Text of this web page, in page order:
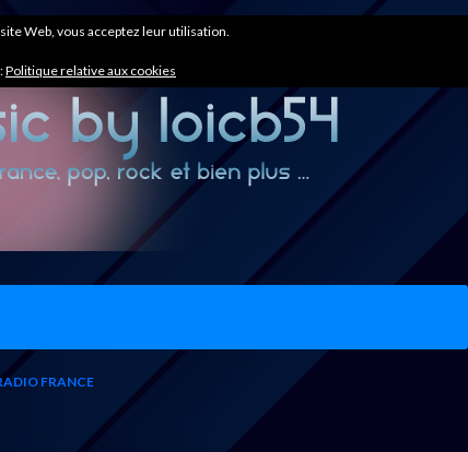
FRANCE
Web, vous acceptez leur utilisation.
Politique relative aux cookies